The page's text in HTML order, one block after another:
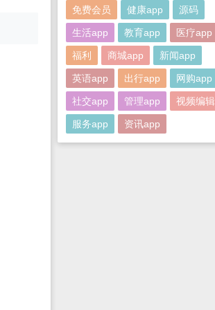
免费会员 健康app 源码
生活app 教育app 医疗app
福利 商城app 新闻app
英语app 出行app 网购app
社交app 管理app 视频编辑
服务app 资讯app